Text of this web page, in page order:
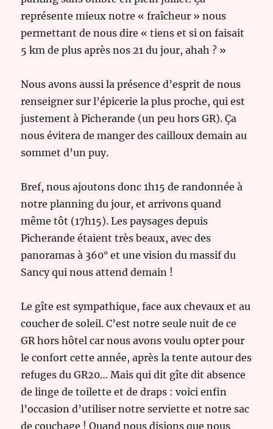
représente mieux notre « fraîcheur » nous
permettant de nous dire « tiens et si on faisait
5 km de plus après nos 21 du jour, ahah ? »
Nous avons aussi la présence d’esprit de nous
renseigner sur l’épicerie la plus proche, qui est
justement à Picherande (un peu hors GR). Ça
nous évitera de manger des cailloux demain au
sommet d’un puy.
Bref, nous ajoutons donc 1h15 de randonnée à
notre planning du jour, et arrivons quand
même tôt (17h15). Les paysages depuis
Picherande étaient très beaux, avec des
panoramas à 360° et une vision du massif du
Sancy qui nous attend demain !
Le gîte est sympathique, face aux chevaux et au
coucher de soleil. C’est notre seule nuit de ce
GR hors hôtel car nous avons voulu opter pour
le confort cette année, après la tente autour des
refuges du GR20… Mais qui dit gîte dit absence
de linge de toilette et de draps : voici enfin
l’occasion d’utiliser notre serviette et notre sac
de couchage ! Quand nous disions que nous